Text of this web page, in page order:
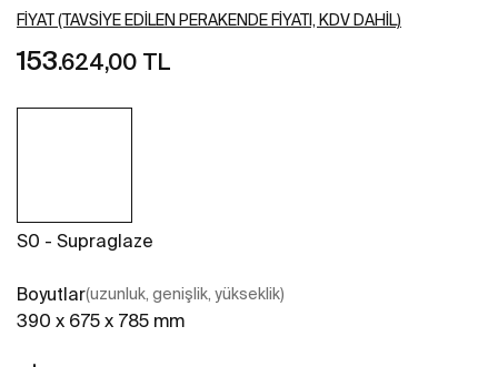
FIYAT (TAVSIYE EDILEN PERAKENDE FIYATI, KDV DAHIL)
153.624,00 TL
S0 - Supraglaze
Boyutlar(uzunluk, genişlik, yükseklik)
390 x 675 x 785 mm